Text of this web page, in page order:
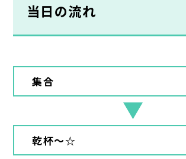
当日の流れ
集合
乾杯～☆